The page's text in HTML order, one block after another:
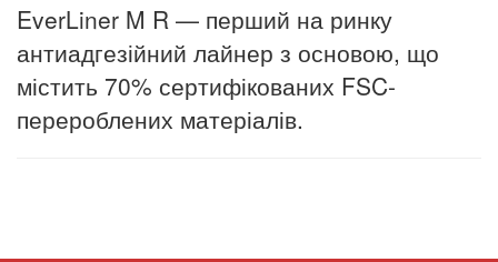
EverLiner M R — перший на ринку
антиадгезійний лайнер з основою, що
містить 70% сертифікованих FSC-
перероблених матеріалів.